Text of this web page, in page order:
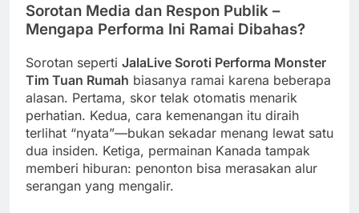
Sorotan Media dan Respon Publik –
Mengapa Performa Ini Ramai Dibahas?
Sorotan seperti JalaLive Soroti Performa Monster
Tim Tuan Rumah biasanya ramai karena beberapa
alasan. Pertama, skor telak otomatis menarik
perhatian. Kedua, cara kemenangan itu diraih
terlihat “nyata”—bukan sekadar menang lewat satu
dua insiden. Ketiga, permainan Kanada tampak
memberi hiburan: penonton bisa merasakan alur
serangan yang mengalir.